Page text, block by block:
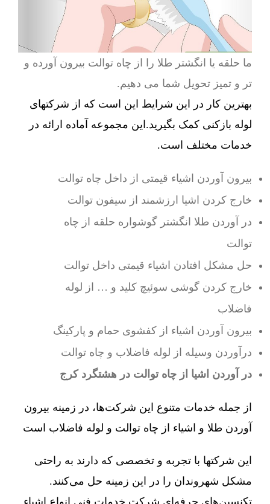
ما حلقه یا انگشتر طلا را از چاه توالت بیرون آورده و
تر و تمیز تحویل شما می دهیم.
بهترین کار در این شرایط این است که از شرکتهای
لوله بازکنی کمک بگیرید.این مجموعه آماده ارائه در
خدمات مختلف است.
بیرون آوردن اشیاء قیمتی از داخل چاه توالت
خارج کردن اشیا ارزشمند از سیفون توالت
در آوردن طلا انگشتر گوشواره حلقه از چاه
توالت
حل مشکل افتادن اشیاء قیمتی داخل توالت
خارج کردن گوشی سوئیچ کلید و … از لوله
فاضلاب
بیرون آوردن اشیاء از کفشوی حمام و پارکینگ
درآوردن وسیله از لوله فاضلاب و چاه توالت
در آوردن اشیا از چاه توالت در هشتگرد کرج
از جمله خدمات متنوع این شرکت‌ها، در زمینه بیرون
آوردن طلا و اشیاء از چاه توالت و لوله فاضلاب است
این شرکتها با تجربه و تخصصی که دارند به راحتی
مشکل شهروندان را در این زمینه حل می‌کنند.
تکنسین‌های حرفه‌ای شرکت خدمات فنی انواع اشیاء